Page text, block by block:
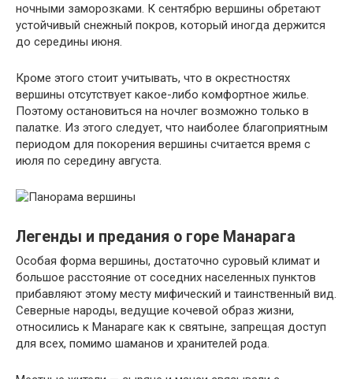
ночными заморозками. К сентябрю вершины обретают
устойчивый снежный покров, который иногда держится
до середины июня.
Кроме этого стоит учитывать, что в окрестностях
вершины отсутствует какое-либо комфортное жилье.
Поэтому остановиться на ночлег возможно только в
палатке. Из этого следует, что наиболее благоприятным
периодом для покорения вершины считается время с
июля по середину августа.
Легенды и предания о горе Манарага
Особая форма вершины, достаточно суровый климат и
большое расстояние от соседних населенных пунктов
прибавляют этому месту мифический и таинственный вид.
Северные народы, ведущие кочевой образ жизни,
относились к Манараге как к святыне, запрещая доступ
для всех, помимо шаманов и хранителей рода.